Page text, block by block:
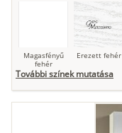
Magasfényű
fehér
Erezett fehér
További színek mutatása